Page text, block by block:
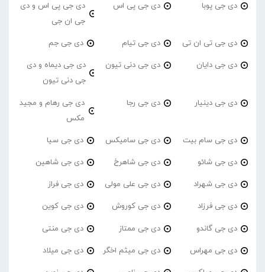
دی جی پوبا دی جی پی اس
دی جی پی اس و دی
جی ان جی
دی جی تی ان تی دی جی تیام دی جی جم
دی جی دایان دی جی دنی تیون
دی جی دیماه و دی
جی دنی تیون
دی جی دینیار دی جی رجا
دی جی رهام و مجید
مکس
دی جی سام بیت دی جی سامیکس دی جی سیا
دی جی شائو دی جی شاهرخ دی جی شاهین
دی جی شهراد دی جی علی مولی دی جی فراز
دی جی فرزاد دی جی کوروش دی جی کوین
دی جی گاندو دی جی ممتاز دی جی منتی
دی جی مهراس دی جی میثم اخگر دی جی میلاد